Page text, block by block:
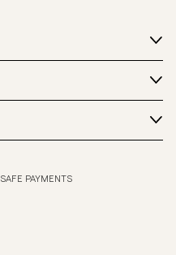
SAFE PAYMENTS